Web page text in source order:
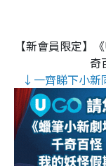
【新會員限定】
奇
↓一齊睇下小新